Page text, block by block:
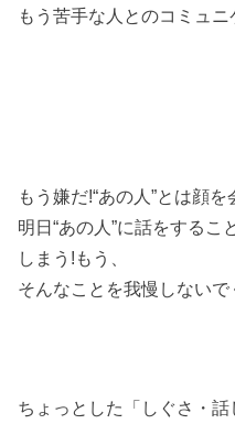
もう苦手な人とのコミュ
もう嫌だ!“あの人”とは顔
明日“あの人”に話をする
しまう!もう、
そんなことを我慢しないで
ちょっとした「しぐさ・